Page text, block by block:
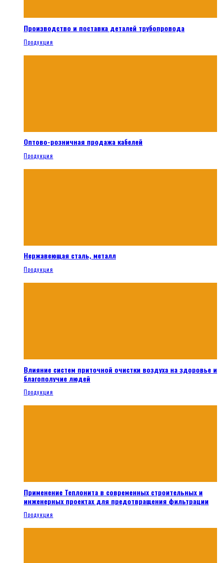
Производство и поставка деталей трубопровода
Продукция
Оптово-розничная продажа кабелей
Продукция
Нержавеющая сталь, металл
Продукция
Влияние систем приточной очистки воздуха на здоровье и
благополучие людей
Продукция
Применение Теплонита в современных строительных и
инженерных проектах для предотвращения фильтрации
Продукция